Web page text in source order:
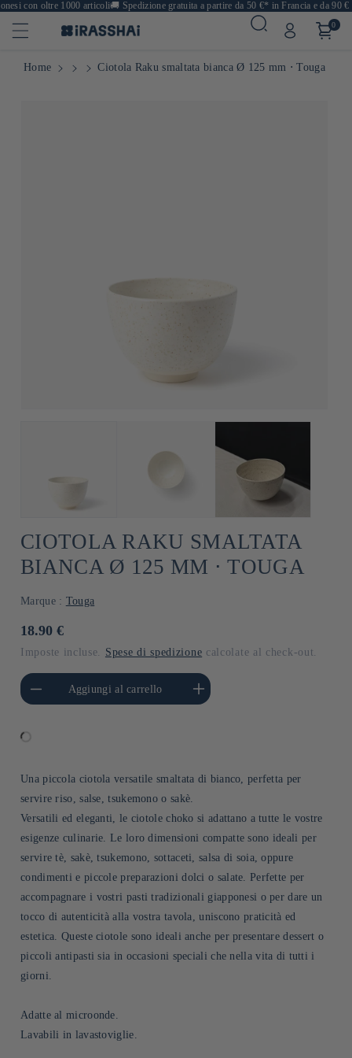
con oltre 1000 articoli🚚Spedizione gratuita a partire da 50 €* in Francia e da 90 €
0
Home Ciotola Raku smaltata bianca Ø 125 mm ⋅ Touga
CIOTOLA RAKU SMALTATA
BIANCA Ø 125 MM ⋅ TOUGA
Marque : Touga
Prezzo
listino
18.90 €
Imposte incluse. Spese di spedizione calcolate al check-out.
quantità per Default
Title
Aggiungi al carrello
Aumenta quantità per Default
Title
Una piccola ciotola versatile smaltata di bianco, perfetta per
servire riso, salse, tsukemono o sakè.
Versatili ed eleganti, le ciotole choko si adattano a tutte le vostre
esigenze culinarie. Le loro dimensioni compatte sono ideali per
servire tè, sakè, tsukemono, sottaceti, salsa di soia, oppure
condimenti e piccole preparazioni dolci o salate. Perfette per
accompagnare i vostri pasti tradizionali giapponesi o per dare un
tocco di autenticità alla vostra tavola, uniscono praticità ed
estetica. Queste ciotole sono ideali anche per presentare dessert o
piccoli antipasti sia in occasioni speciali che nella vita di tutti i
giorni.
Adatte al microonde.
Lavabili in lavastoviglie.